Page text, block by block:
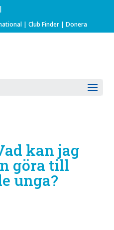
| Club Finder | Donera
kan jag
göra till
unga?